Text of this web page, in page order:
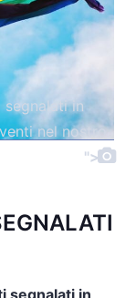
in
nel nostro
">
segnalati in